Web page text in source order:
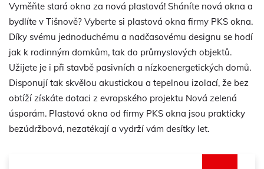
Vyměňte stará okna za nová plastová! Sháníte nová okna a
bydlíte v Tišnově? Vyberte si plastová okna firmy PKS okna.
Díky svému jednoduchému a nadčasovému designu se hodí
jak k rodinným domkům, tak do průmyslových objektů.
Užijete je i při stavbě pasivních a nízkoenergetických domů.
Disponují tak skvělou akustickou a tepelnou izolací, že bez
obtíží získáte dotaci z evropského projektu Nová zelená
úsporám. Plastová okna od firmy PKS okna jsou prakticky
bezúdržbová, nezatékají a vydrží vám desítky let.